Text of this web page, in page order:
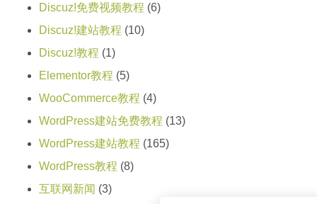
Discuz!免费视频教程 (6)
Discuz!建站教程 (10)
Discuz!教程 (1)
Elementor教程 (5)
WooCommerce教程 (4)
WordPress建站免费教程 (13)
WordPress建站教程 (165)
WordPress教程 (8)
互联网新闻 (3)